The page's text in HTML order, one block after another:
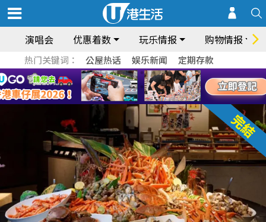
演唱会 优惠着数 玩乐情报 购物情报
热门关键词： 公屋热话 娱乐新闻 定期存款